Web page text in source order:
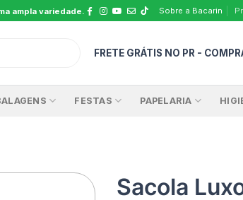
ampla variedade. Sobre a Bacarin
FRETE GRÁTIS NO PR -
FESTAS PAPELARIA
Sacola